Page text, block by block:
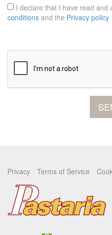
I declare that I have read and
conditions and the Privacy policy
Privacy Terms of Service